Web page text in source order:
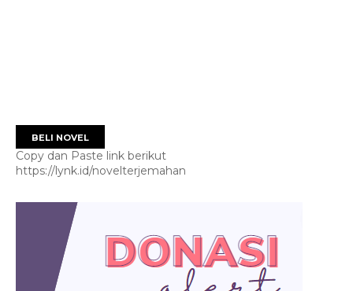
BELI NOVEL
Copy dan Paste link berikut
https://lynk.id/novelterjemahan